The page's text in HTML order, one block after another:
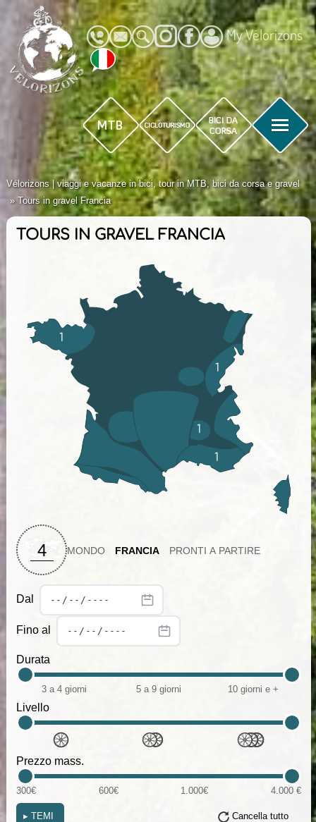
My Vélorizons
Vélorizons | viaggi e vacanze in bici, tour in MTB, bici da corsa e gravel
Tours in gravel Francia
TOURS IN GRAVEL FRANCIA
1
1
1
1
4 MONDO FRANCIA PRONTI A PARTIRE
Dal
Fino al
Durata
3 a 4 giorni 5 a 9 giorni 10 giorni e +
Livello
Prezzo mass.
300€ 600€ 1.000€ 4.000 €
▸TEMI Cancella tutto